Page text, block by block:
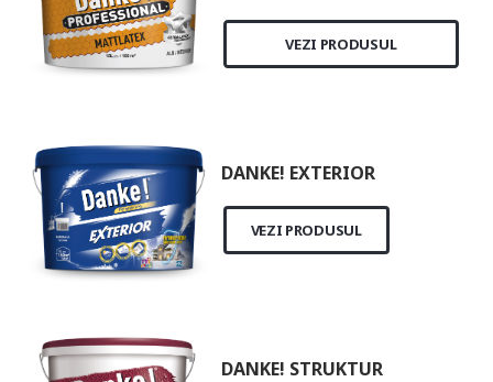
VEZI PRODUSUL
DANKE! EXTERIOR
VEZI PRODUSUL
DANKE! STRUKTUR